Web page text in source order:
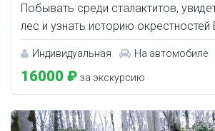
Побывать среди сталактитов,
лес и узнать историю
Индивидуальная На автомобиле
16000 ₽ за экскурсию